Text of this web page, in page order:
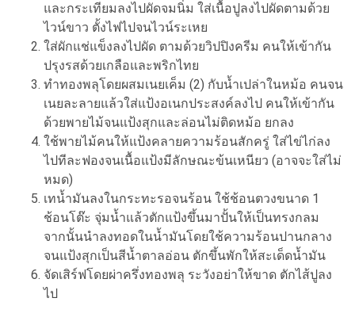
และกระเทียมลงไปผัดจมนิ่ม ใส่เนื้อปูลงไปผัดตามด้วย
ไวน์ขาว ตั้งไฟไปจนไวน์ระเหย
ใส่ผักแช่แข็งลงไปผัด ตามด้วยวิปปิงครีม คนให้เข้ากัน
ปรุงรสด้วยเกลือและพริกไทย
ทำทองพลุโดยผสมเนยเค็ม (2) กับน้ำเปล่าในหม้อ คนจน
เนยละลายแล้วใส่แป้งอเนกประสงค์ลงไป คนให้เข้ากัน
ด้วยพายไม้จนแป้งสุกและล่อนไม่ติดหม้อ ยกลง
ใช้พายไม้คนให้แป้งคลายความร้อนสักครู่ ใส่ไข่ไก่ลง
ไปทีละฟองจนเนื้อแป้งมีลักษณะข้นเหนียว (อาจจะใส่ไม่
หมด)
เทน้ำมันลงในกระทะรอจนร้อน ใช้ช้อนตวงขนาด 1
ช้อนโต๊ะ จุ่มน้ำแล้วตักแป้งขึ้นมาปั้นให้เป็นทรงกลม
จากนั้นนำลงทอดในน้ำมันโดยใช้ความร้อนปานกลาง
จนแป้งสุกเป็นสีน้ำตาลอ่อน ตักขึ้นพักให้สะเด็ดน้ำมัน
จัดเสิร์ฟโดยผ่าครึ่งทองพลุ ระวังอย่าให้ขาด ตักไส้ปูลง
ไป